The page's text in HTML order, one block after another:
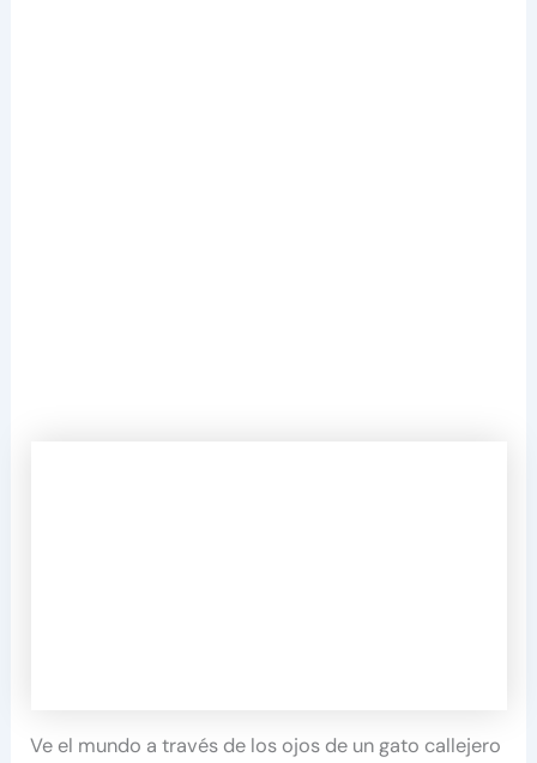
Ve el mundo a través de los ojos de un gato callejero